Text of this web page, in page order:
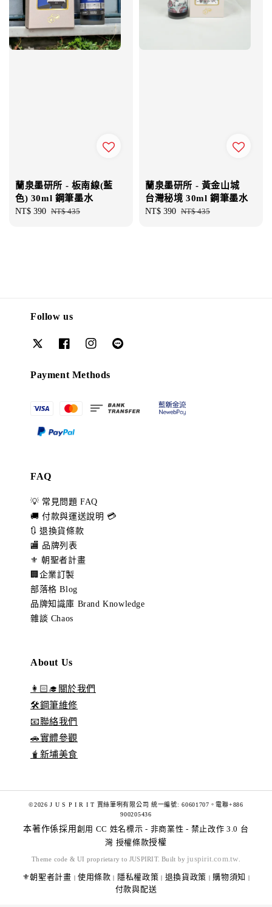
蘭泉墨研所 - 板南線(藍
色) 30ml 鋼筆墨水
Sale
NT$ 390 Regular
NT$ 435
蘭泉墨研所 - 黃金山城
台灣秘境 30ml 鋼筆墨水
Sale
NT$ 390 Regular
NT$ 435
Follow us
Payment Methods
FAQ
💡 常見問題 FAQ
🚚 付款與運送說明 💳
🔃 退換貨條款
🏬 品牌列表
⚜️ 朝聖者計畫
🏢企業訂製
部落格 Blog
品牌知識庫 Brand Knowledge
雜談 Chaos
About Us
👩🏻‍🎓關於我們
🛠️鋼筆維修
📧聯絡我們
🚗實體參觀
🧋新埔美食
©2026 J U S P I R I T 賈絲筆咧有限公司 統一編號: 60601707。電聯+886
900205436
本著作係採用 創用 CC 姓名標示 - 非商業性 - 禁止改作 3.0 台
灣 授權條款授權
Theme code & UI proprietary to JUSPIRIT. Built by juspirit.com.tw
⚜️朝聖者計畫 | 使用條款 | 隱私權政策 | 退換貨政策 | 購物須知 |
付款與配送